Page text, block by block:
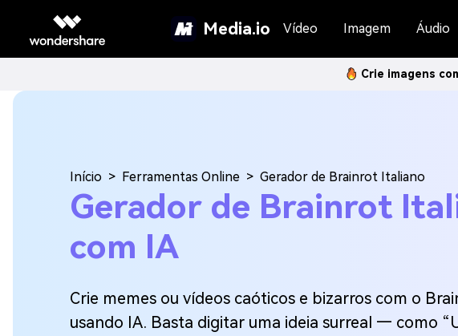
Media.io Vídeo Imagem Áudio
Crie imagens
Início > Ferramentas Online > Gerador de Brainrot Italiano
Gerador de Brainrot
com IA
Crie memes ou vídeos caóticos e bizarros com o
usando IA. Basta digitar uma ideia surreal — como